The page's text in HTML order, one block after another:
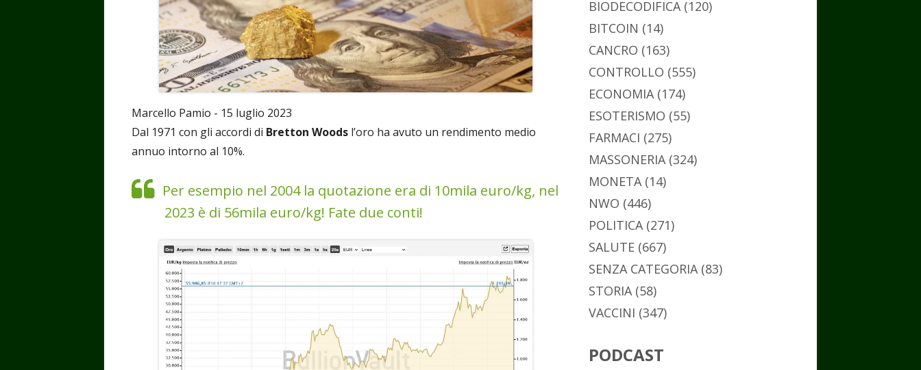
Marcello Pamio - 15 luglio 2023
Dal 1971 con gli accordi di Bretton Woods l’oro ha avuto un rendimento medio
annuo intorno al 10%.
Per esempio nel 2004 la quotazione era di 10mila euro/kg, nel
2023 è di 56mila euro/kg! Fate due conti!
BIODECODIFICA(120)
BITCOIN (14)
CANCRO (163)
CONTROLLO (555)
ECONOMIA(174)
ESOTERISMO (55)
FARMACI (275)
MASSONERIA(324)
MONETA(14)
NWO (446)
POLITICA(271)
SALUTE (667)
SENZA CATEGORIA(83)
STORIA(58)
VACCINI (347)
PODCAST